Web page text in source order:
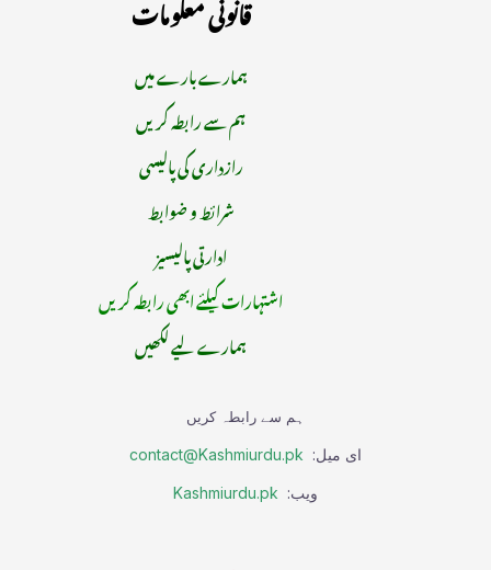
ہمارے بارے میں
ہم سے رابطہ کریں
رازداری کی پالیسی
شرائط و ضوابط
ادارتی پالیسیز
اشتہارات کیلئے ابھی رابطہ کریں
ہمارے لیے لکھیں
ہم سے رابطہ کریں
ای میل: contact@Kashmiurdu.pk
ویب: Kashmiurdu.pk